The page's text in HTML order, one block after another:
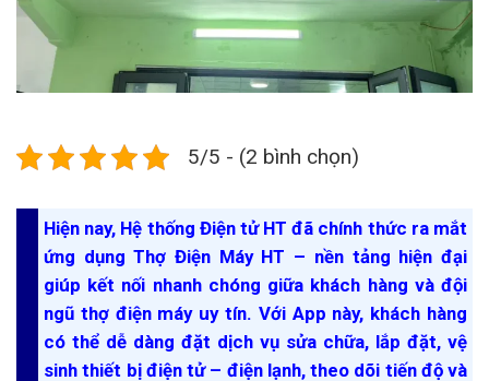
5/5 - (2 bình chọn)
Hiện nay, Hệ thống Điện tử HT đã chính thức ra mắt
ứng dụng Thợ Điện Máy HT – nền tảng hiện đại
giúp kết nối nhanh chóng giữa khách hàng và đội
ngũ thợ điện máy uy tín. Với App này, khách hàng
có thể dễ dàng đặt dịch vụ sửa chữa, lắp đặt, vệ
sinh thiết bị điện tử – điện lạnh, theo dõi tiến độ và